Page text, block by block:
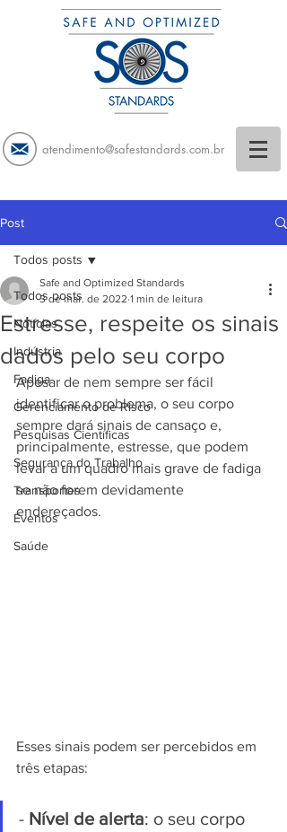
atendimento@safestandards.com.br
Post
Todos posts
Notícias
Indústria
Fadiga
Gerenciamento de Risco
Pesquisas Científicas
Segurança do Trabalho
Transportes
Eventos
Saúde
Todos posts
Estresse, respeite os sinais
dados pelo seu corpo
Safe and Optimized Standards
3 de mar. de 2022 1 min de leitura
Apesar de nem sempre ser fácil
identificar o problema, o seu corpo
sempre dará sinais de cansaço e,
principalmente, estresse, que podem
levar a um quadro mais grave de fadiga
se não forem devidamente
endereçados.
Esses sinais podem ser percebidos em
três etapas:
- Nível de alerta: o seu corpo